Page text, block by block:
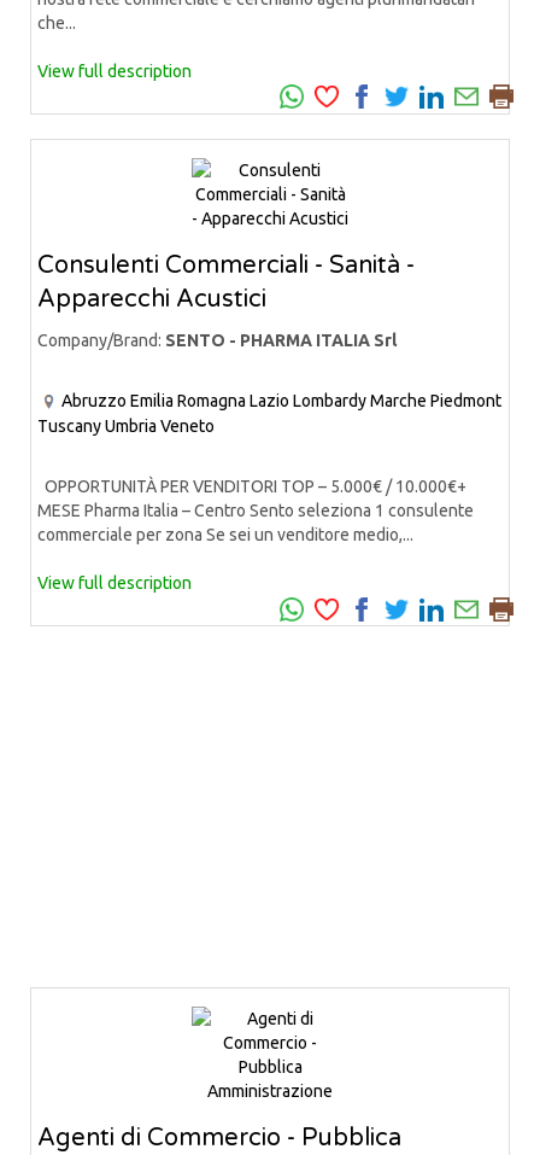
che...
View full description
Consulenti Commerciali - Sanità -
Apparecchi Acustici
Company/Brand: SENTO - PHARMA ITALIA Srl
Abruzzo Emilia Romagna Lazio LombardyMarche Piedmont
TuscanyUmbria Veneto
OPPORTUNITÀ PER VENDITORI TOP – 5.000€ / 10.000€+
MESE Pharma Italia – Centro Sento seleziona 1 consulente
commerciale per zona Se sei un venditore medio,...
View full description
Agenti di Commercio - Pubblica